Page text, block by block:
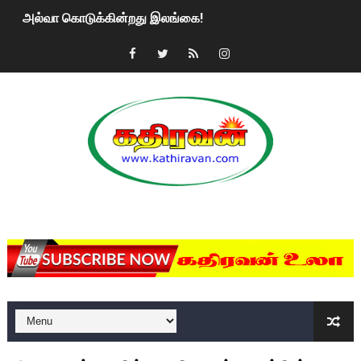
அல்வா கொடுக்கின்றது இலங்கை!
2ஆம் நாள் உக்ரைன் யுத்தம்!! எங்களைத் தனிமையில்
மகிந்த ராஜபக்சே பதவி விலக திட்டம்?
ரவுடி பேபிக்கு நடந்த தரமான சம்பவம்.. ஆபாச வீடியோக்களால்
குண்டை தூக்கிப்போட்ட ஆய்வு…. இந்தியாவின் “கோவிஷீல்டு”
யாழில் தமிழின தலைவர் பிரபாகரனின் பிறந்தநாளை
ஏர்போர்ட்டில் உதைத்த நபர் யார், என்ன நடந்தது?: உண்மையை
சீனா இலங்கையிடம் 8 மில்லியன் அமெரிக்க டொலர் நட்டஈடு